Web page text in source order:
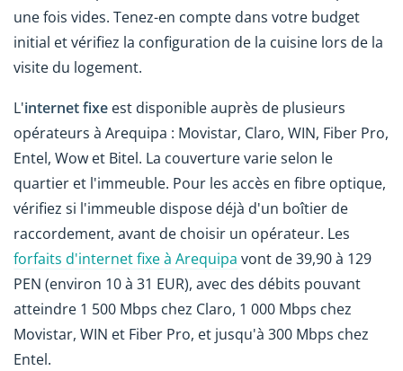
une fois vides. Tenez-en compte dans votre budget
initial et vérifiez la configuration de la cuisine lors de la
visite du logement.
L'internet fixe est disponible auprès de plusieurs
opérateurs à Arequipa : Movistar, Claro, WIN, Fiber Pro,
Entel, Wow et Bitel. La couverture varie selon le
quartier et l'immeuble. Pour les accès en fibre optique,
vérifiez si l'immeuble dispose déjà d'un boîtier de
raccordement, avant de choisir un opérateur. Les
forfaits d'internet fixe à Arequipa vont de 39,90 à 129
PEN (environ 10 à 31 EUR), avec des débits pouvant
atteindre 1 500 Mbps chez Claro, 1 000 Mbps chez
Movistar, WIN et Fiber Pro, et jusqu'à 300 Mbps chez
Entel.